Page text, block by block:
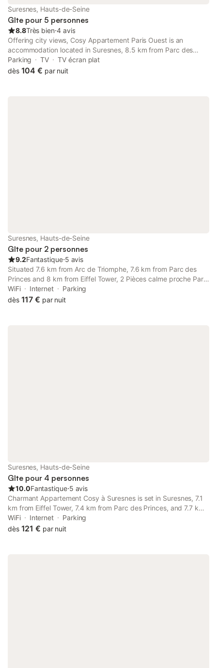
Suresnes, Hauts-de-Seine
Gîte pour 5 personnes
8.8Très bien⋅4 avis
Offering city views, Cosy Appartement Paris Ouest is an
accommodation located in Suresnes, 8.5 km from Parc des
Princes and 8.9 km from Eiffel Tower. With free private parking,
the property is 7.7 km from Palais des Congrès de Paris and 8.
Parking TV
TV écran plat
dès 104 € par nuit
Suresnes, Hauts-de-Seine
Gîte pour 2 personnes
9.2Fantastique⋅5 avis
Situated 7.6 km from Arc de Triomphe, 7.6 km from Parc des
Princes and 8 km from Eiffel Tower, 2 Pièces calme proche Paris
provides accommodation set in Suresnes. Both free WiFi and
parking on-site are available at the apartment free of charge.
WiFi Internet
Parking
dès 117 € par nuit
Suresnes, Hauts-de-Seine
Gîte pour 4 personnes
10.0Fantastique⋅5 avis
Charmant Appartement Cosy à Suresnes is set in Suresnes, 7.1
km from Eiffel Tower, 7.4 km from Parc des Princes, and 7.7 km
from Arc de Triomphe. The property is located 8.
WiFi Internet
Parking
dès 121 € par nuit